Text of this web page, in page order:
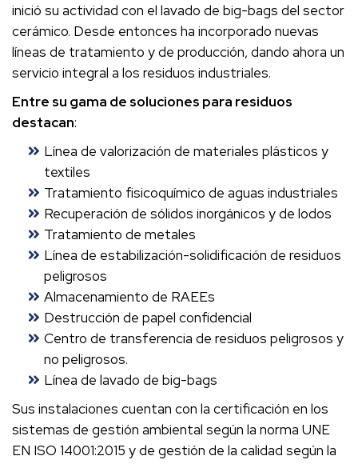
inició su actividad con el lavado de big-bags del sector
cerámico. Desde entonces ha incorporado nuevas
líneas de tratamiento y de producción, dando ahora un
servicio integral a los residuos industriales.
Entre su gama de soluciones para residuos
destacan:
Línea de valorización de materiales plásticos y
textiles
Tratamiento fisicoquímico de aguas industriales
Recuperación de sólidos inorgánicos y de lodos
Tratamiento de metales
Línea de estabilización-solidificación de residuos
peligrosos
Almacenamiento de RAEEs
Destrucción de papel confidencial
Centro de transferencia de residuos peligrosos y
no peligrosos.
Línea de lavado de big-bags
Sus instalaciones cuentan con la certificación en los
sistemas de gestión ambiental según la norma UNE
EN ISO 14001:2015 y de gestión de la calidad según la